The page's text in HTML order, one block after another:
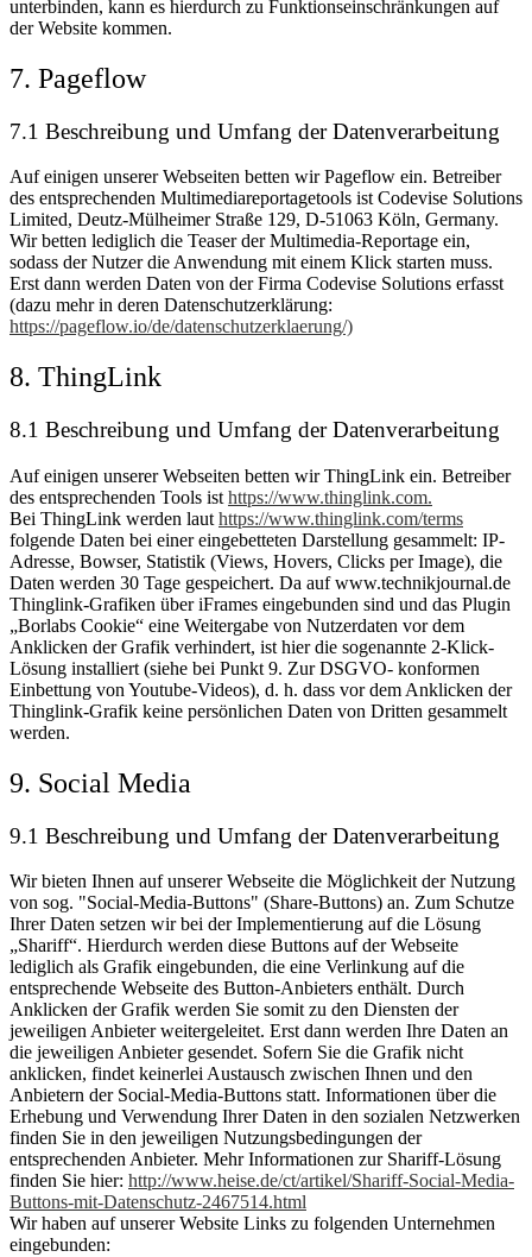
unterbinden, kann es hierdurch zu Funktionseinschränkungen auf
der Website kommen.
7. Pageflow
7.1 Beschreibung und Umfang der Datenverarbeitung
Auf einigen unserer Webseiten betten wir Pageflow ein. Betreiber
des entsprechenden Multimediareportagetools ist Codevise Solutions
Limited, Deutz-Mülheimer Straße 129, D-51063 Köln, Germany.
Wir betten lediglich die Teaser der Multimedia-Reportage ein,
sodass der Nutzer die Anwendung mit einem Klick starten muss.
Erst dann werden Daten von der Firma Codevise Solutions erfasst
(dazu mehr in deren Datenschutzerklärung:
https://pageflow.io/de/datenschutzerklaerung/)
8. ThingLink
8.1 Beschreibung und Umfang der Datenverarbeitung
Auf einigen unserer Webseiten betten wir ThingLink ein. Betreiber
des entsprechenden Tools ist https://www.thinglink.com.
Bei ThingLink werden laut https://www.thinglink.com/terms
folgende Daten bei einer eingebetteten Darstellung gesammelt: IP-
Adresse, Bowser, Statistik (Views, Hovers, Clicks per Image), die
Daten werden 30 Tage gespeichert. Da auf www.technikjournal.de
Thinglink-Grafiken über iFrames eingebunden sind und das Plugin
„Borlabs Cookie“ eine Weitergabe von Nutzerdaten vor dem
Anklicken der Grafik verhindert, ist hier die sogenannte 2-Klick-
Lösung installiert (siehe bei Punkt 9. Zur DSGVO- konformen
Einbettung von Youtube-Videos), d. h. dass vor dem Anklicken der
Thinglink-Grafik keine persönlichen Daten von Dritten gesammelt
werden.
9. Social Media
9.1 Beschreibung und Umfang der Datenverarbeitung
Wir bieten Ihnen auf unserer Webseite die Möglichkeit der Nutzung
von sog. "Social-Media-Buttons" (Share-Buttons) an. Zum Schutze
Ihrer Daten setzen wir bei der Implementierung auf die Lösung
„Shariff“. Hierdurch werden diese Buttons auf der Webseite
lediglich als Grafik eingebunden, die eine Verlinkung auf die
entsprechende Webseite des Button-Anbieters enthält. Durch
Anklicken der Grafik werden Sie somit zu den Diensten der
jeweiligen Anbieter weitergeleitet. Erst dann werden Ihre Daten an
die jeweiligen Anbieter gesendet. Sofern Sie die Grafik nicht
anklicken, findet keinerlei Austausch zwischen Ihnen und den
Anbietern der Social-Media-Buttons statt. Informationen über die
Erhebung und Verwendung Ihrer Daten in den sozialen Netzwerken
finden Sie in den jeweiligen Nutzungsbedingungen der
entsprechenden Anbieter. Mehr Informationen zur Shariff-Lösung
finden Sie hier: http://www.heise.de/ct/artikel/Shariff-Social-Media-
Buttons-mit-Datenschutz-2467514.html
Wir haben auf unserer Website Links zu folgenden Unternehmen
eingebunden: